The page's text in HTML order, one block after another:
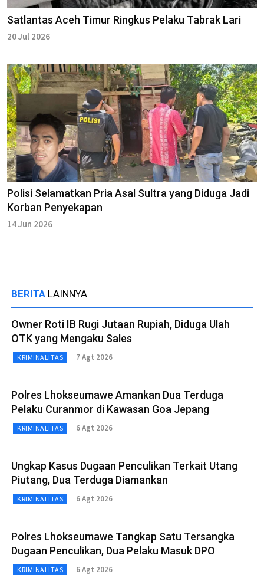
Satlantas Aceh Timur Ringkus Pelaku Tabrak Lari
20 Jul 2026
Polisi Selamatkan Pria Asal Sultra yang Diduga Jadi
Korban Penyekapan
14 Jun 2026
BERITA LAINNYA
Owner Roti IB Rugi Jutaan Rupiah, Diduga Ulah
OTK yang Mengaku Sales
KRIMINALITAS 7 Agt 2026
Polres Lhokseumawe Amankan Dua Terduga
Pelaku Curanmor di Kawasan Goa Jepang
KRIMINALITAS 6 Agt 2026
Ungkap Kasus Dugaan Penculikan Terkait Utang
Piutang, Dua Terduga Diamankan
KRIMINALITAS 6 Agt 2026
Polres Lhokseumawe Tangkap Satu Tersangka
Dugaan Penculikan, Dua Pelaku Masuk DPO
KRIMINALITAS 6 Agt 2026